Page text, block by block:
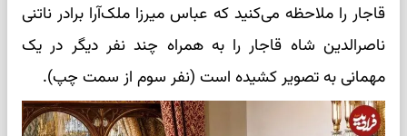
قاجار را ملاحظه می‌کنید که عباس میرزا ملک‌آرا برادر ناتنی
ناصرالدین شاه قاجار را به همراه چند نفر دیگر در یک
مهمانی به تصویر کشیده است (نفر سوم از سمت چپ).